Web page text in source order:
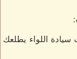
سيادة اللواء يطلعك